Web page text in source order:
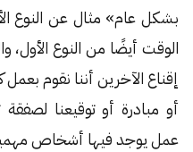
بشكل عام» مثال عن النوع
الوقت أيضًا من النوع
إقناع الآخرين أننا نقوم بعمل
أو مبادرة أو توقيعنا
عمل يوجد فيها أشخاص